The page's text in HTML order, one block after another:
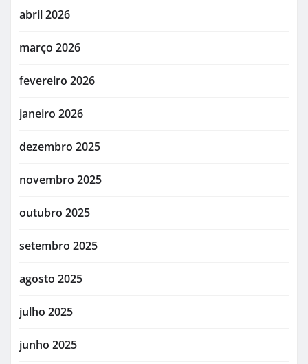
abril 2026
março 2026
fevereiro 2026
janeiro 2026
dezembro 2025
novembro 2025
outubro 2025
setembro 2025
agosto 2025
julho 2025
junho 2025